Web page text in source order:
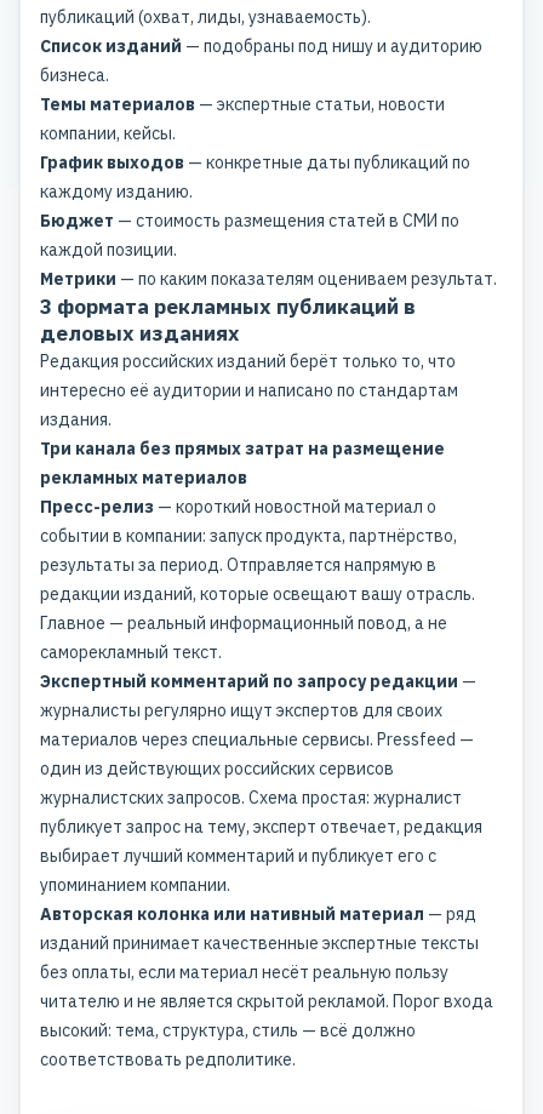
публикаций (охват, лиды, узнаваемость).
Список изданий — подобраны под нишу и аудиторию
бизнеса.
Темы материалов — экспертные статьи, новости
компании, кейсы.
График выходов — конкретные даты публикаций по
каждому изданию.
Бюджет — стоимость размещения статей в СМИ по
каждой позиции.
Метрики — по каким показателям оцениваем результат.
3 формата рекламных публикаций в
деловых изданиях
Редакция российских изданий берёт только то, что
интересно её аудитории и написано по стандартам
издания.
Три канала без прямых затрат на размещение
рекламных материалов
Пресс-релиз — короткий новостной материал о
событии в компании: запуск продукта, партнёрство,
результаты за период. Отправляется напрямую в
редакции изданий, которые освещают вашу отрасль.
Главное — реальный информационный повод, а не
саморекламный текст.
Экспертный комментарий по запросу редакции —
журналисты регулярно ищут экспертов для своих
материалов через специальные сервисы. Pressfeed —
один из действующих российских сервисов
журналистских запросов. Схема простая: журналист
публикует запрос на тему, эксперт отвечает, редакция
выбирает лучший комментарий и публикует его с
упоминанием компании.
Авторская колонка или нативный материал — ряд
изданий принимает качественные экспертные тексты
без оплаты, если материал несёт реальную пользу
читателю и не является скрытой рекламой. Порог входа
высокий: тема, структура, стиль — всё должно
соответствовать редполитике.